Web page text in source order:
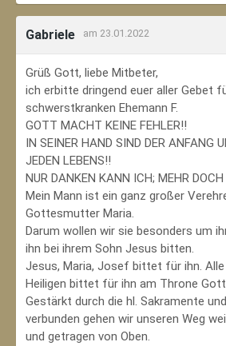
Gabriele am 23.01.2022
Grüß Gott, liebe Mitbeter,
ich erbitte dringend euer aller Gebet
schwerstkranken Ehemann F.
GOTT MACHT KEINE FEHLER!!
IN SEINER HAND SIND DER ANFANG
JEDEN LEBENS!!
NUR DANKEN KANN ICH; MEHR
Mein Mann ist ein ganz großer
Gottesmutter Maria.
Darum wollen wir sie besonders um
ihn bei ihrem Sohn Jesus bitten.
Jesus, Maria, Josef bittet für ihn. Alle
Heiligen bittet für ihn am Throne
Gestärkt durch die hl. Sakramente
verbunden gehen wir unseren Weg
und getragen von Oben.